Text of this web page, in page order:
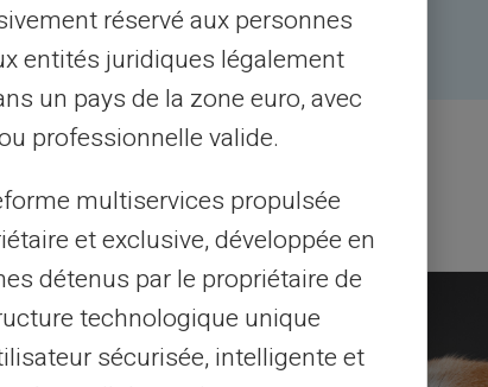
réservé aux personnes
entités juridiques légalement
un pays de la zone euro, avec
professionnelle valide.
multiservices propulsée
et exclusive, développée en
détenus par le propriétaire de
technologique unique
sécurisée, intelligente et